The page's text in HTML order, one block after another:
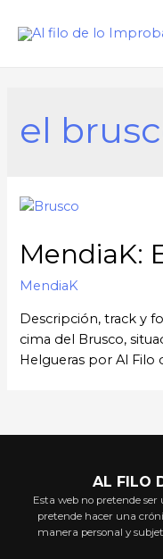
el
MendiaK:
MendiaK
Descripción, track y
cima del Brusco,
Helgueras por Al
AL FILO
Esta web no pretende
pretende hacer una
manera personal y